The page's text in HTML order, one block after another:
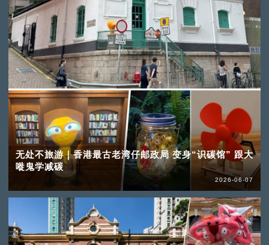
无处不旅游｜香港最古老湾仔邮政局 变身“识碳馆” 跟大
嘥鬼学减碳
2026-06-07